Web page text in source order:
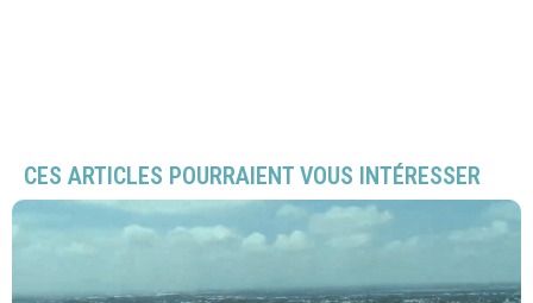
CES ARTICLES POURRAIENT VOUS INTÉRESSER